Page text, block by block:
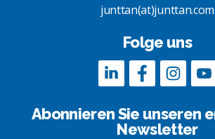
junttan(at)junttan.com
Folge uns
Abonnieren Sie unseren
Newsletter